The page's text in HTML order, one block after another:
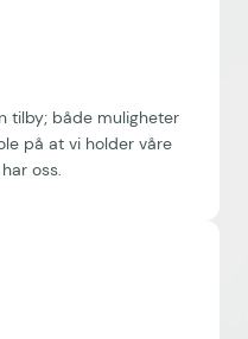
tilby; både muligheter
på at vi holder våre
oss.